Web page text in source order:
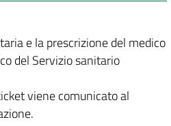
e la prescrizione del medico
del Servizio sanitario
viene comunicato al